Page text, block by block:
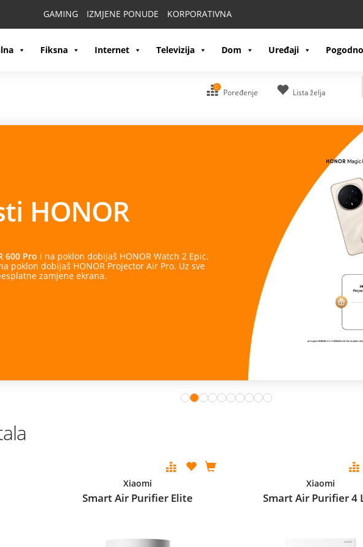
GAMING IZMJENE PONUDE KORPORATIVNA
Fiksna Internet Televizija Dom Uređaji
0
Poređenje Lista želja
HONOR
600 Pro i na poklon dobijaš HONOR Watch 2 Epic.
poklon dobijaš HONOR Projector Air Pro. Uz sve
zamjene ekrana.
Xiaomi
Smart Air Purifier Elite
Xiaomi
Smart Air Purifier 4